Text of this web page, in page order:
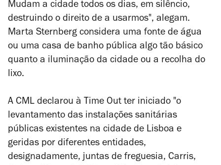
Mudam a cidade todos os dias, em silêncio,
destruindo o direito de a usarmos", alegam.
Marta Sternberg considera uma fonte de água
ou uma casa de banho pública algo tão básico
quanto a iluminação da cidade ou a recolha do
lixo.
A CML declarou à Time Out ter iniciado "o
levantamento das instalações sanitárias
públicas existentes na cidade de Lisboa e
geridas por diferentes entidades,
designadamente, juntas de freguesia, Carris,